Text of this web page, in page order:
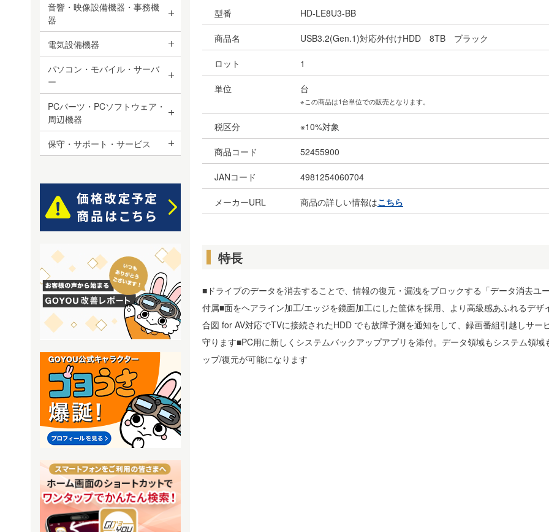
型番 HD-LE8U3-BB
商品名 USB3.2(Gen.1)対応外付けHDD 8TB ブラック
ロット 1
単位 台
※この商品は1台単位での販売となります。
税区分 ※10%対象
商品コード 52455900
JANコード 4981254060704
メーカーURL 商品の詳しい情報はこちら
特長
■ドライブのデータを消去することで、情報の復元・漏洩をブロックする「データ消去ユ
付属■面をヘアライン加工/エッジを鏡面加工にした筐体を採用、より高級感あふれるデザ
合図 for AV対応でTVに接続されたHDD でも故障予測を通知をして、録画番組引越しサー
守ります■PC用に新しくシステムバックアップアプリを添付。データ領域もシステム領域
ップ/復元が可能になります
音響・映像設備機器・事務機
器
電気設備機器
パソコン・モバイル・サーバ
ー
PCパーツ・PCソフトウェア・
周辺機器
保守・サポート・サービス